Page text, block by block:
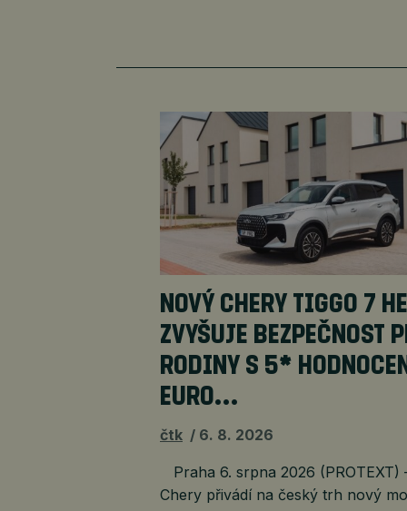
NOVÝ CHERY TIGGO 7
ZVYŠUJE BEZPEČNOST
RODINY S 5*
EURO…
čtk 6. 8. 2026
Praha 6. srpna 2026 (PROTEXT)
Chery přivádí na český trh nový